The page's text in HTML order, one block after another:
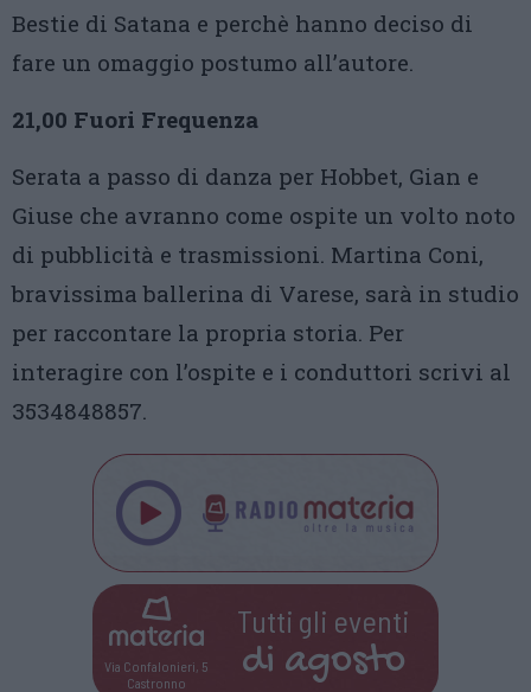
Bestie di Satana e perchè hanno deciso di
fare un omaggio postumo all’autore.
21,00 Fuori Frequenza
Serata a passo di danza per Hobbet, Gian e
Giuse che avranno come ospite un volto noto
di pubblicità e trasmissioni. Martina Coni,
bravissima ballerina di Varese, sarà in studio
per raccontare la propria storia. Per
interagire con l’ospite e i conduttori scrivi al
3534848857.
Via Confalonieri, 5
Castronno
Tutti gli eventi
di agosto